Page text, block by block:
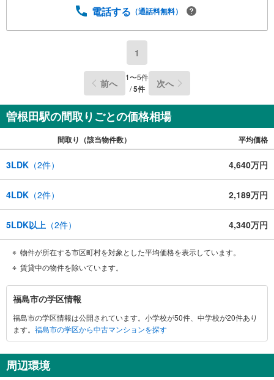
電話する （通話料無料）
1
前へ 1〜5件
/5件 次へ
曽根田駅の間取りごとの価格相場
間取り（該当物件数） 平均価格
3LDK （2件） 4,640万円
4LDK （2件） 2,189万円
5LDK以上 （2件） 4,340万円
物件が所在する市区町村を対象とした平均価格を表示しています。
賃貸中の物件を除いています。
福
島
市
に
す
る
福島市の学区情報
福島市の学区情報は公開されています。小学校が50件、中学校が20件あり
ます。 福島市の学区から中古マンションを探す
周辺環境